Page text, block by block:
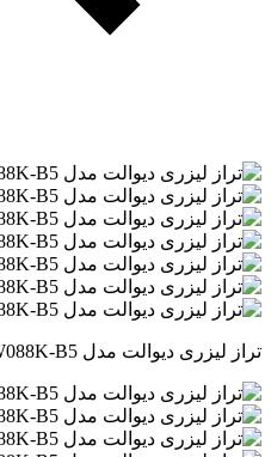
تراز لیزری دیوالت مدل DW088K-B5